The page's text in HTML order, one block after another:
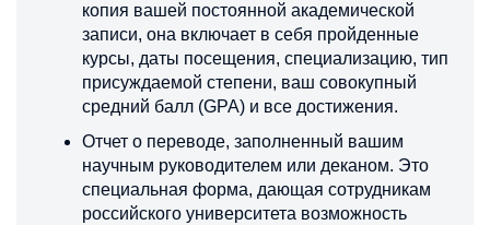
копия вашей постоянной академической
записи, она включает в себя пройденные
курсы, даты посещения, специализацию, тип
присуждаемой степени, ваш совокупный
средний балл (GPA) и все достижения.
Отчет о переводе, заполненный вашим
научным руководителем или деканом. Это
специальная форма, дающая сотрудникам
российского университета возможность